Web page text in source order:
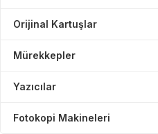
Orijinal Kartuşlar
Mürekkepler
Yazıcılar
Fotokopi Makineleri